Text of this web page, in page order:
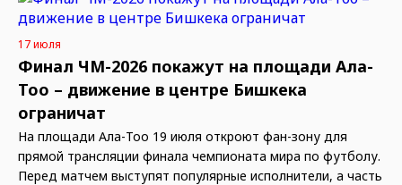
17 июля
Финал ЧМ-2026 покажут на площади Ала-
Тоо – движение в центре Бишкека
ограничат
На площади Ала-Тоо 19 июля откроют фан-зону для
прямой трансляции финала чемпионата мира по футболу.
Перед матчем выступят популярные исполнители, а часть